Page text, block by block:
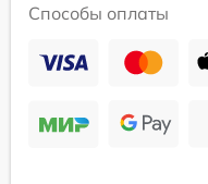
Способы оплаты